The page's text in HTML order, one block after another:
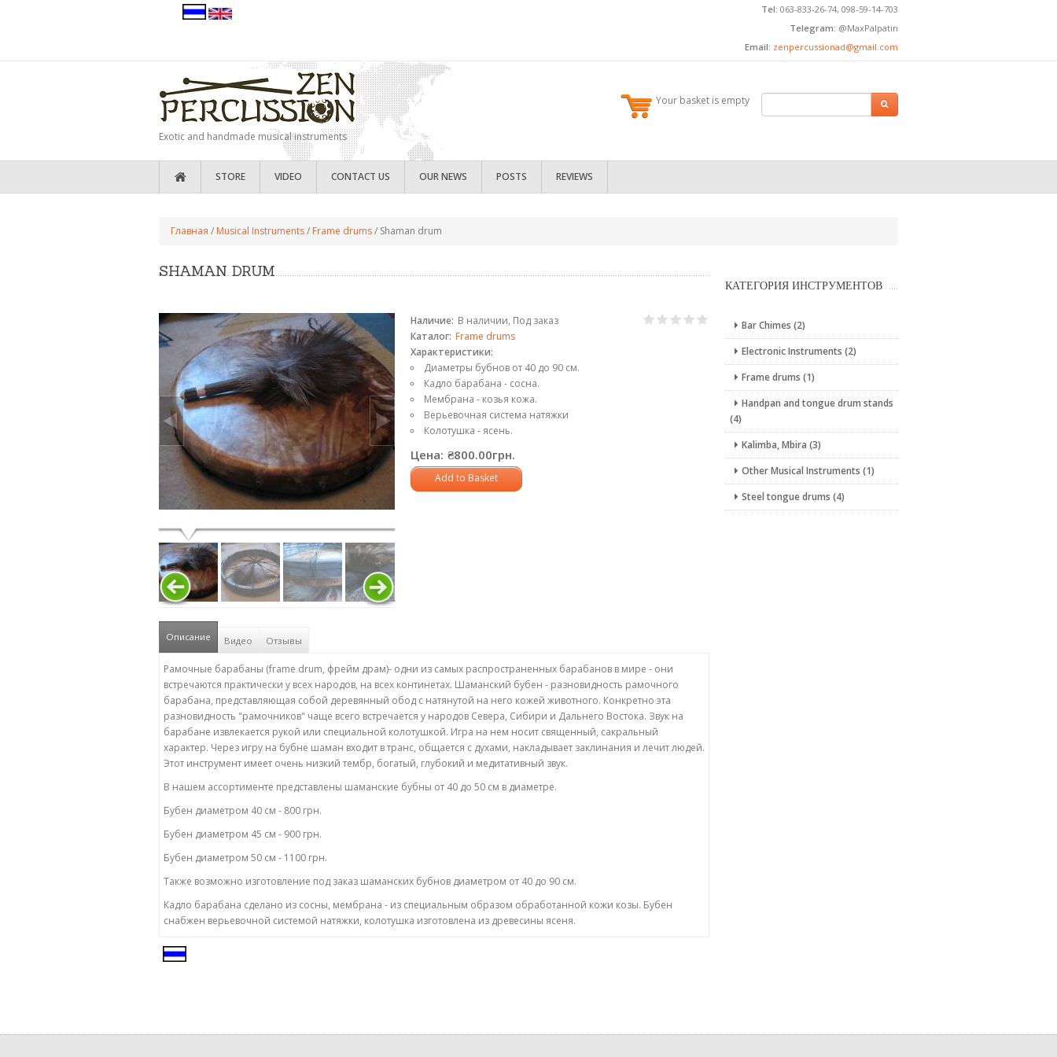
Tel: 063-833-26-74, 098-59-14-703
Telegram: @MaxPalpatin
Email: zenpercussionad@gmail.com
Exotic and handmade musical instruments
Your basket is empty
STORE VIDEO CONTACT US OUR NEWS POSTS REVIEWS
YOU ARE HERE
Главная / Musical Instruments/ Frame drums/ Shaman drum
SHAMAN DRUM
Наличие: В наличии, Под заказ
Каталог: Frame drums
Характеристики:
Диаметры бубнов от 40 до 90 см.
Кадло барабана - сосна.
Мембрана - козья кожа.
Верьевочная система натяжки
Колотушка - ясень.
Цена: ₴800.00грн.
Add to Basket
Описание (active tab)
Видео Отзывы
Рамочные барабаны (frame drum, фрейм драм)- одни из самых распространенных барабанов в мире - они
встречаются практически у всех народов, на всех континетах. Шаманский бубен - разновидность рамочного
барабана, представляющая собой деревянный обод с натянутой на него кожей животного. Конкретно эта
разновидность "рамочников" чаще всего встречается у народов Севера, Сибири и Дальнего Востока. Звук на
барабане извлекается рукой или специальной колотушкой. Игра на нем носит священный, сакральный
характер. Через игру на бубне шаман входит втранс, общается с духами, накладывает заклинания и лечитлюдей.
Этот инструмент имеет очень низкий тембр, богатый, глубокий и медитативный звук.
В нашем ассортименте представлены шаманские бубны от 40 до 50 см в диаметре.
Бубен диаметром 40 см - 800 грн.
Бубен диаметром 45 см - 900 грн.
Бубен диаметром 50 см - 1100 грн.
Также возможно изготовление под заказ шаманских бубнов диаметром от 40 до 90 см.
Кадло барабана сделано из сосны, мембрана - из специальным образом обработанной кожи козы. Бубен
снабжен верьевочной системой натяжки, колотушка изготовлена из древесины ясеня.
КАТЕГОРИЯ ИНСТРУМЕНТОВ
Bar Chimes (2)
Electronic Instruments (2)
Frame drums (1)
Handpan and tongue drum stands
(4)
Kalimba, Mbira (3)
Other Musical Instruments (1)
Steel tongue drums (4)